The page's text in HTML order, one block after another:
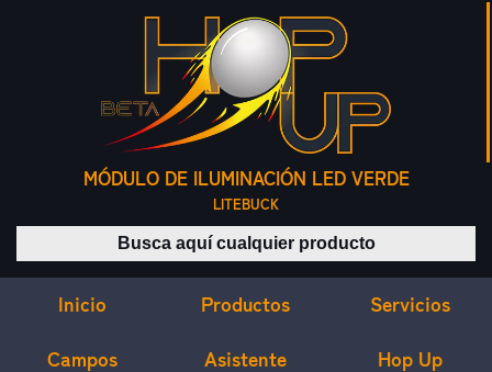
MÓDULO DE ILUMINACIÓN LED VERDE
LITEBUCK
Buscar productos
Inicio Productos Servicios
Campos Asistente Hop Up